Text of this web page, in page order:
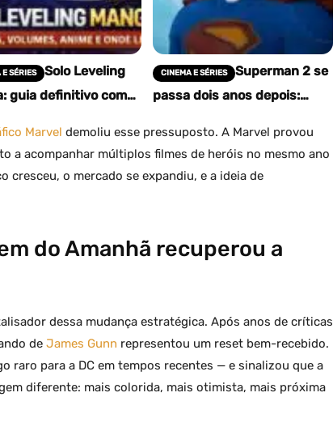
SÉRIES
Solo Leveling
guia definitivo com
CINEMA E SÉRIES
Superman 2 se
passa dois anos depois:
salto temporal
Marvel demoliu esse pressuposto. A Marvel provou
a acompanhar múltiplos filmes de heróis no mesmo ano
cresceu, o mercado se expandiu, e a ideia de
do Amanhã recuperou a
dessa mudança estratégica. Após anos de críticas
de James Gunn representou um reset bem-recebido.
raro para a DC em tempos recentes — e sinalizou que a
diferente: mais colorida, mais otimista, mais próxima